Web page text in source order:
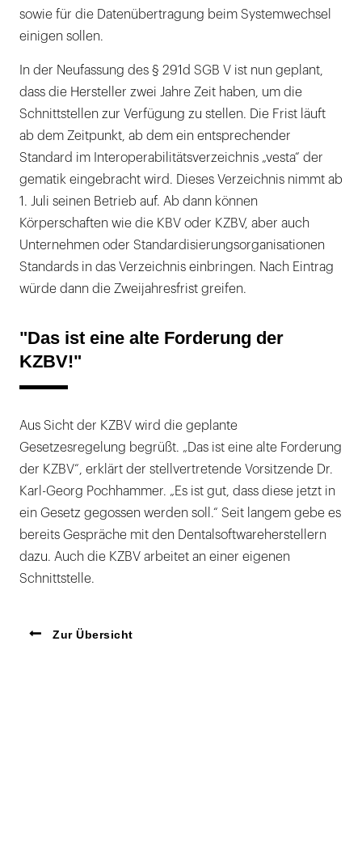
sowie für die Datenübertragung beim Systemwechsel
einigen sollen.
In der Neufassung des § 291d SGB V ist nun geplant,
dass die Hersteller zwei Jahre Zeit haben, um die
Schnittstellen zur Verfügung zu stellen. Die Frist läuft
ab dem Zeitpunkt, ab dem ein entsprechender
Standard im Interoperabilitätsverzeichnis „vesta“ der
gematik eingebracht wird. Dieses Verzeichnis nimmt ab
1. Juli seinen Betrieb auf. Ab dann können
Körperschaften wie die KBV oder KZBV, aber auch
Unternehmen oder Standardisierungsorganisationen
Standards in das Verzeichnis einbringen. Nach Eintrag
würde dann die Zweijahresfrist greifen.
"Das ist eine alte Forderung der
KZBV!"
Aus Sicht der KZBV wird die geplante
Gesetzesregelung begrüßt. „Das ist eine alte Forderung
der KZBV“, erklärt der stellvertretende Vorsitzende Dr.
Karl-Georg Pochhammer. „Es ist gut, dass diese jetzt in
ein Gesetz gegossen werden soll.“ Seit langem gebe es
bereits Gespräche mit den Dentalsoftwareherstellern
dazu. Auch die KZBV arbeitet an einer eigenen
Schnittstelle.
Zur Übersicht